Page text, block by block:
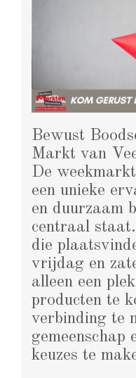
Bewust
Markt van
De
een unieke
en duurzaam
centraal
die
vrijdag en
alleen een
producten te
verbinding te
gemeenschap
keuzes te